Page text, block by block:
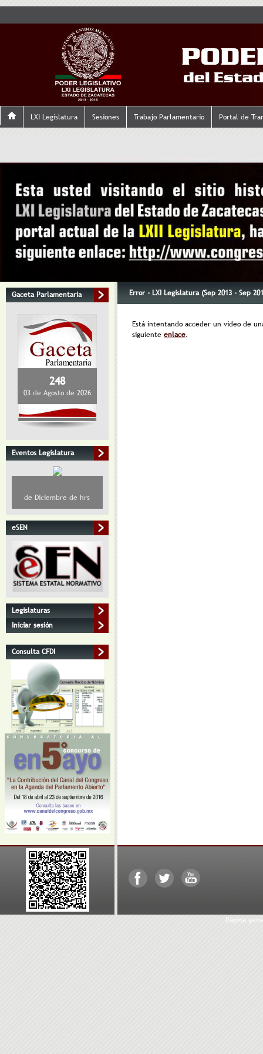
LXI Legislatura Sesiones Trabajo Parlamentario Portal de
Gaceta Parlamentaria
248
03 de Agosto de 2026
Eventos Legislatura
de Diciembre de hrs
eSEN
Legislaturas
Iniciar sesión
Consulta CFDI
Error - LXI Legislatura (Sep 2013 - Sep
Está intentando acceder un video de
siguiente enlace.
Página